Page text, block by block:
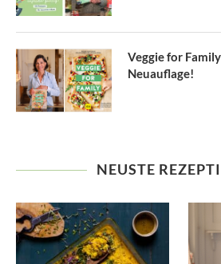
Veggie for
Neuauflage!
NEUSTE